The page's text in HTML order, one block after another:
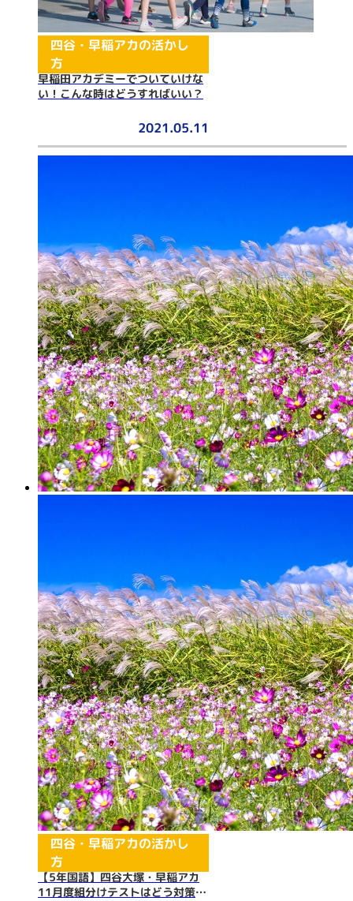
四谷・早稲アカの活かし
方
2021.05.11
早稲田アカデミーでついていけな
い！こんな時はどうすればいい？
四谷・早稲アカの活かし
方
【5年国語】四谷大塚・早稲アカ
11月度組分けテストはどう対策す